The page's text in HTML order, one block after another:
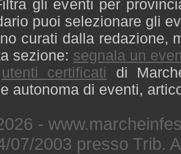
gli eventi per
puoi selezionare gli
curati dalla redazione,
sezione: segnala un
utenti certificati di
autonoma di eventi,
-
07/2003 presso Trib.